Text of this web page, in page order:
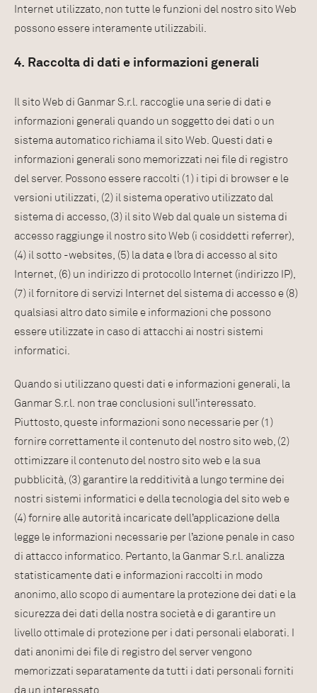
Internet utilizzato, non tutte le funzioni del nostro sito Web
possono essere interamente utilizzabili.
4. Raccolta di dati e informazioni generali
Il sito Web di Ganmar S.r.l. raccoglie una serie di dati e
informazioni generali quando un soggetto dei dati o un
sistema automatico richiama il sito Web. Questi dati e
informazioni generali sono memorizzati nei file di registro
del server. Possono essere raccolti (1) i tipi di browser e le
versioni utilizzati, (2) il sistema operativo utilizzato dal
sistema di accesso, (3) il sito Web dal quale un sistema di
accesso raggiunge il nostro sito Web (i cosiddetti referrer),
(4) il sotto -websites, (5) la data e l’ora di accesso al sito
Internet, (6) un indirizzo di protocollo Internet (indirizzo IP),
(7) il fornitore di servizi Internet del sistema di accesso e (8)
qualsiasi altro dato simile e informazioni che possono
essere utilizzate in caso di attacchi ai nostri sistemi
informatici.
Quando si utilizzano questi dati e informazioni generali, la
Ganmar S.r.l. non trae conclusioni sull’interessato.
Piuttosto, queste informazioni sono necessarie per (1)
fornire correttamente il contenuto del nostro sito web, (2)
ottimizzare il contenuto del nostro sito web e la sua
pubblicità, (3) garantire la redditività a lungo termine dei
nostri sistemi informatici e della tecnologia del sito web e
(4) fornire alle autorità incaricate dell’applicazione della
legge le informazioni necessarie per l’azione penale in caso
di attacco informatico. Pertanto, la Ganmar S.r.l. analizza
statisticamente dati e informazioni raccolti in modo
anonimo, allo scopo di aumentare la protezione dei dati e la
sicurezza dei dati della nostra società e di garantire un
livello ottimale di protezione per i dati personali elaborati. I
dati anonimi dei file di registro del server vengono
memorizzati separatamente da tutti i dati personali forniti
da un interessato.